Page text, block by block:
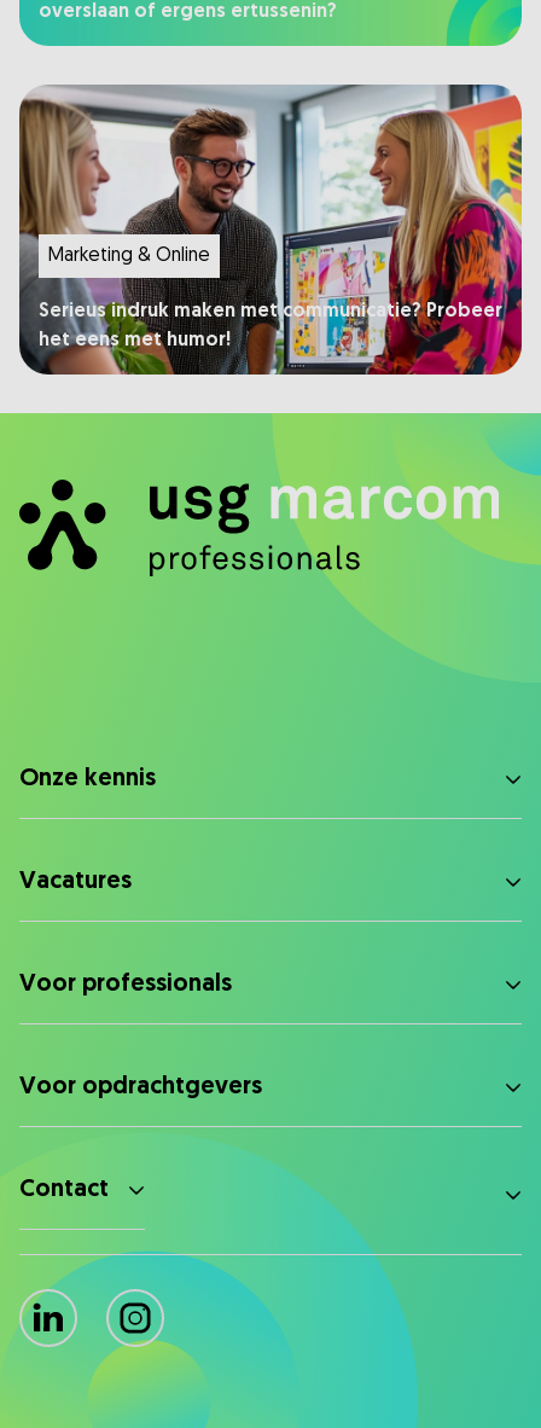
overslaan of ergens ertussenin?
Marketing & Online
Serieus indruk maken met communicatie? Probeer
het eens met humor!
Onze kennis
Vacatures
Voor professionals
Voor opdrachtgevers
Contact
LinkedIn Instagram